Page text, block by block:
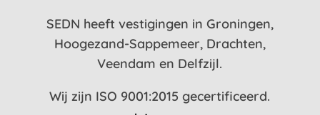
SEDN heeft vestigingen in Groningen,
Hoogezand-Sappemeer, Drachten,
Veendam en Delfzijl.
Wij zijn ISO 9001:2015 gecertificeerd.